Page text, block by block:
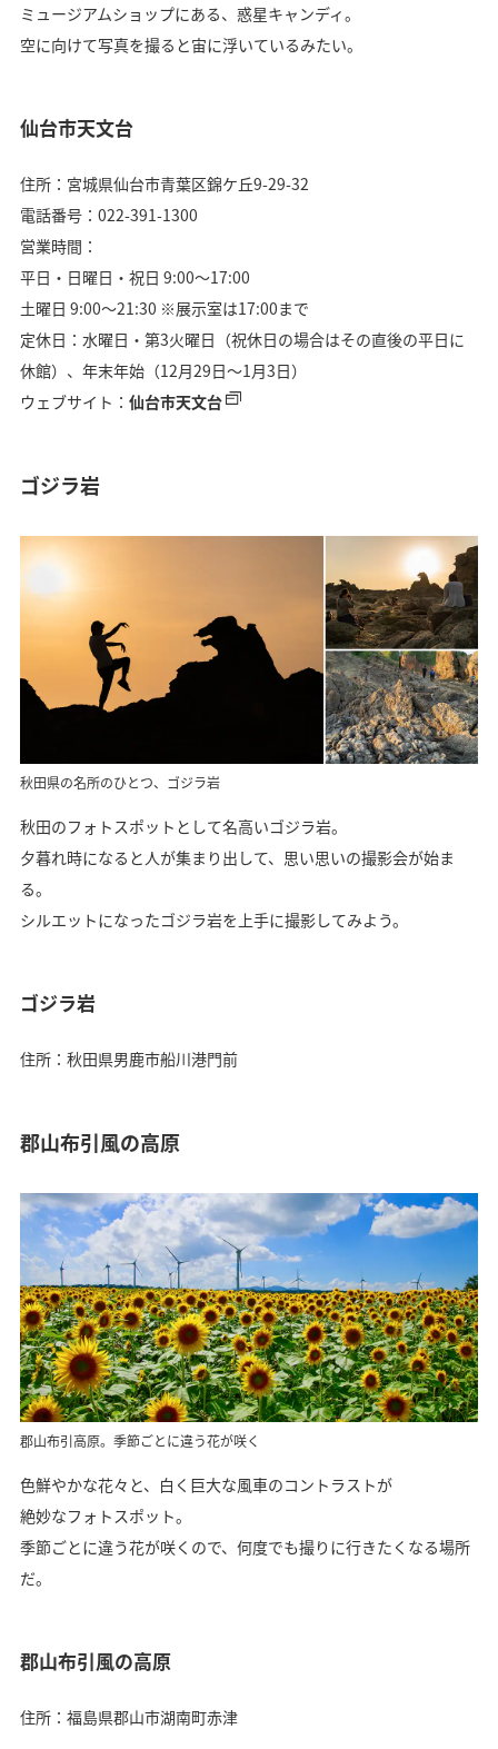
ミュージアムショップにある、惑星キャンディ。
空に向けて写真を撮ると宙に浮いているみたい。
仙台市天文台
住所：宮城県仙台市青葉区錦ケ丘9-29-32
電話番号：022-391-1300
営業時間：
平日・日曜日・祝日 9:00〜17:00
土曜日 9:00〜21:30 ※展示室は17:00まで
定休日：水曜日・第3火曜日（祝休日の場合はその直後の平日に
休館）、年末年始（12月29日〜1月3日）
ウェブサイト： 仙台市天文台
ゴジラ岩
秋田県の名所のひとつ、ゴジラ岩
秋田のフォトスポットとして名高いゴジラ岩。
夕暮れ時になると人が集まり出して、思い思いの撮影会が始ま
る。
シルエットになったゴジラ岩を上手に撮影してみよう。
ゴジラ岩
住所：秋田県男鹿市船川港門前
郡山布引風の高原
郡山布引高原。季節ごとに違う花が咲く
色鮮やかな花々と、白く巨大な風車のコントラストが
絶妙なフォトスポット。
季節ごとに違う花が咲くので、何度でも撮りに行きたくなる場所
だ。
郡山布引風の高原
住所：福島県郡山市湖南町赤津